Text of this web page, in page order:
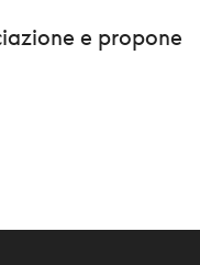
e propone